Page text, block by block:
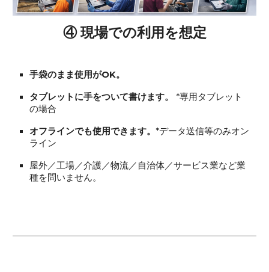
④ 現場での利用を想定
手袋のまま使用がOK。
タブレットに手をついて書けます。
*専用タブレット
の場合
オフラインでも使用できます。 *データ送信等のみオン
ライン
屋外／工場／介護／物流／自治体／サービス業など業
種を問いません。